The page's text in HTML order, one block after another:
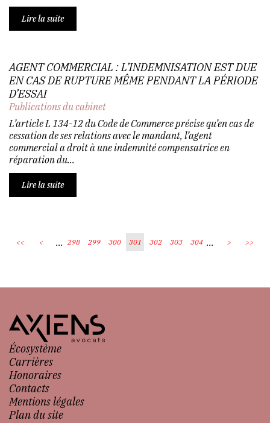
Lire la suite
AGENT COMMERCIAL : L’INDEMNISATION EST DUE
EN CAS DE RUPTURE MÊME PENDANT LA PÉRIODE
D’ESSAI
Publications du cabinet
L’article L 134-12 du Code de Commerce précise qu’en cas de
cessation de ses relations avec le mandant, l’agent
commercial a droit à une indemnité compensatrice en
réparation du...
Lire la suite
<< < ... 298 299 300 301 302 303 304 ... > >>
Écosystème
Carrières
Honoraires
Contacts
Mentions légales
Plan du site